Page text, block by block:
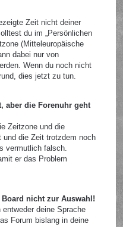
Zeit nicht deiner
du im „Persönlichen
(Mitteleuropäische
dabei nur von
Wenn du noch nicht
dies jetzt zu tun.
aber die Forenuhr geht
Zeitzone und die
die Zeit trotzdem noch
vermutlich falsch.
er das Problem
nicht zur Auswahl!
deine Sprache
Forum bislang in deine